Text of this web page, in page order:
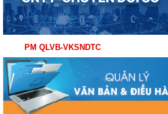
PM QLVB-VKSNDTC